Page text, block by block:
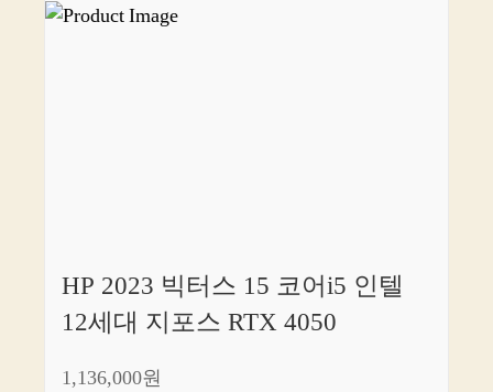
HP 2023 빅터스 15 코어i5 인텔
12세대 지포스 RTX 4050
1,136,000원